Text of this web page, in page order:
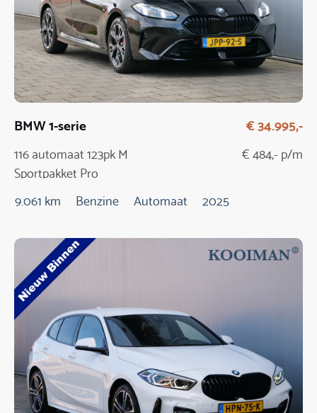
BMW 1-serie
116 automaat 123pk M
Sportpakket Pro
€ 34.995,-
€ 484,- p/m
9.061 km Benzine Automaat 2025